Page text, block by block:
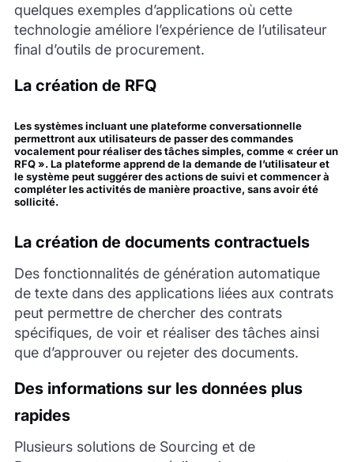
quelques exemples d’applications où cette
technologie améliore l’expérience de l’utilisateur
final d’outils de procurement.
La création de RFQ
Les systèmes incluant une plateforme conversationnelle
permettront aux utilisateurs de passer des commandes
vocalement pour réaliser des tâches simples, comme « créer un
RFQ ». La plateforme apprend de la demande de l’utilisateur et
le système peut suggérer des actions de suivi et commencer à
compléter les activités de manière proactive, sans avoir été
sollicité.
La création de documents contractuels
Des fonctionnalités de génération automatique
de texte dans des applications liées aux contrats
peut permettre de chercher des contrats
spécifiques, de voir et réaliser des tâches ainsi
que d’approuver ou rejeter des documents.
Des informations sur les données plus
rapides
Plusieurs solutions de Sourcing et de